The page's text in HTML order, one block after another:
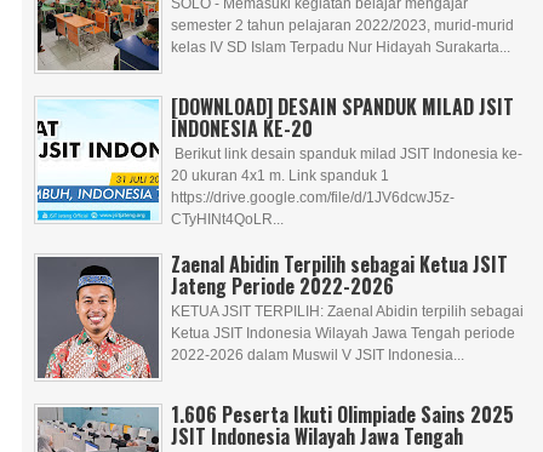
SOLO - Memasuki kegiatan belajar mengajar
semester 2 tahun pelajaran 2022/2023, murid-murid
kelas IV SD Islam Terpadu Nur Hidayah Surakarta...
[DOWNLOAD] DESAIN SPANDUK MILAD JSIT
INDONESIA KE-20
Berikut link desain spanduk milad JSIT Indonesia ke-
20 ukuran 4x1 m. Link spanduk 1
https://drive.google.com/file/d/1JV6dcwJ5z-
CTyHINt4QoLR...
Zaenal Abidin Terpilih sebagai Ketua JSIT
Jateng Periode 2022-2026
KETUA JSIT TERPILIH: Zaenal Abidin terpilih sebagai
Ketua JSIT Indonesia Wilayah Jawa Tengah periode
2022-2026 dalam Muswil V JSIT Indonesia...
1.606 Peserta Ikuti Olimpiade Sains 2025
JSIT Indonesia Wilayah Jawa Tengah